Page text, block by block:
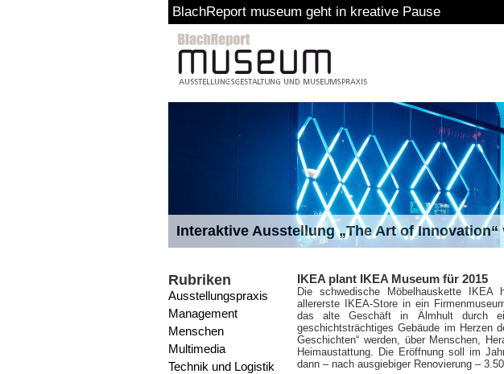
BlachReport museum geht in kreative Pause
Interaktive Ausstellung „The Art of Innovation“
Rubriken
Ausstellungspraxis
Management
Menschen
Multimedia
Technik und Logistik
IKEA plant IKEA Museum für 2015
Die schwedische Möbelhauskette
allererste IKEA-Store in ein
das alte Geschäft in Älmhult durch
geschichtsträchtiges Gebäude im Herzen
Geschichten“ werden, über Menschen,
Heimaustattung. Die Eröffnung soll im
dann – nach ausgiebiger Renovierung –